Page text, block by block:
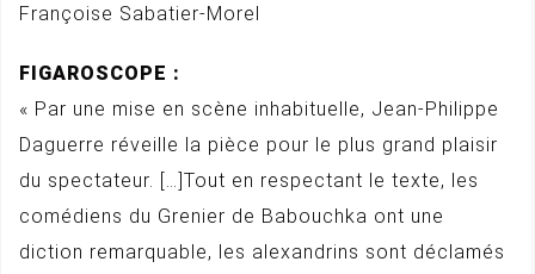
Françoise Sabatier-Morel
FIGAROSCOPE :
« Par une mise en scène inhabituelle, Jean-Philippe
Daguerre réveille la pièce pour le plus grand plaisir
du spectateur. […]Tout en respectant le texte, les
comédiens du Grenier de Babouchka ont une
diction remarquable, les alexandrins sont déclamés